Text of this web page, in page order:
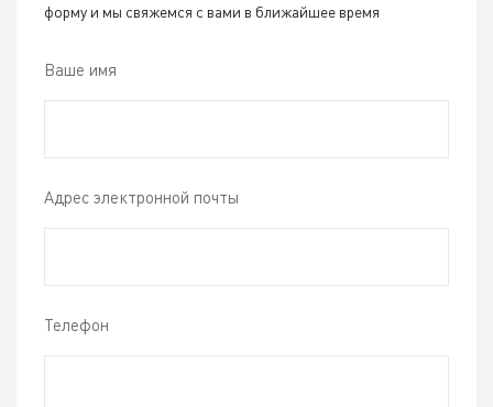
форму и мы свяжемся с вами в ближайшее время
Ваше имя
Адрес электронной почты
Телефон